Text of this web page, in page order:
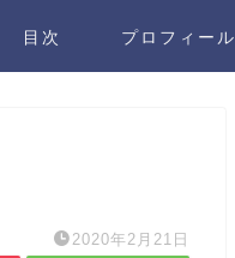
目次 プロフィール
2020年2月21日